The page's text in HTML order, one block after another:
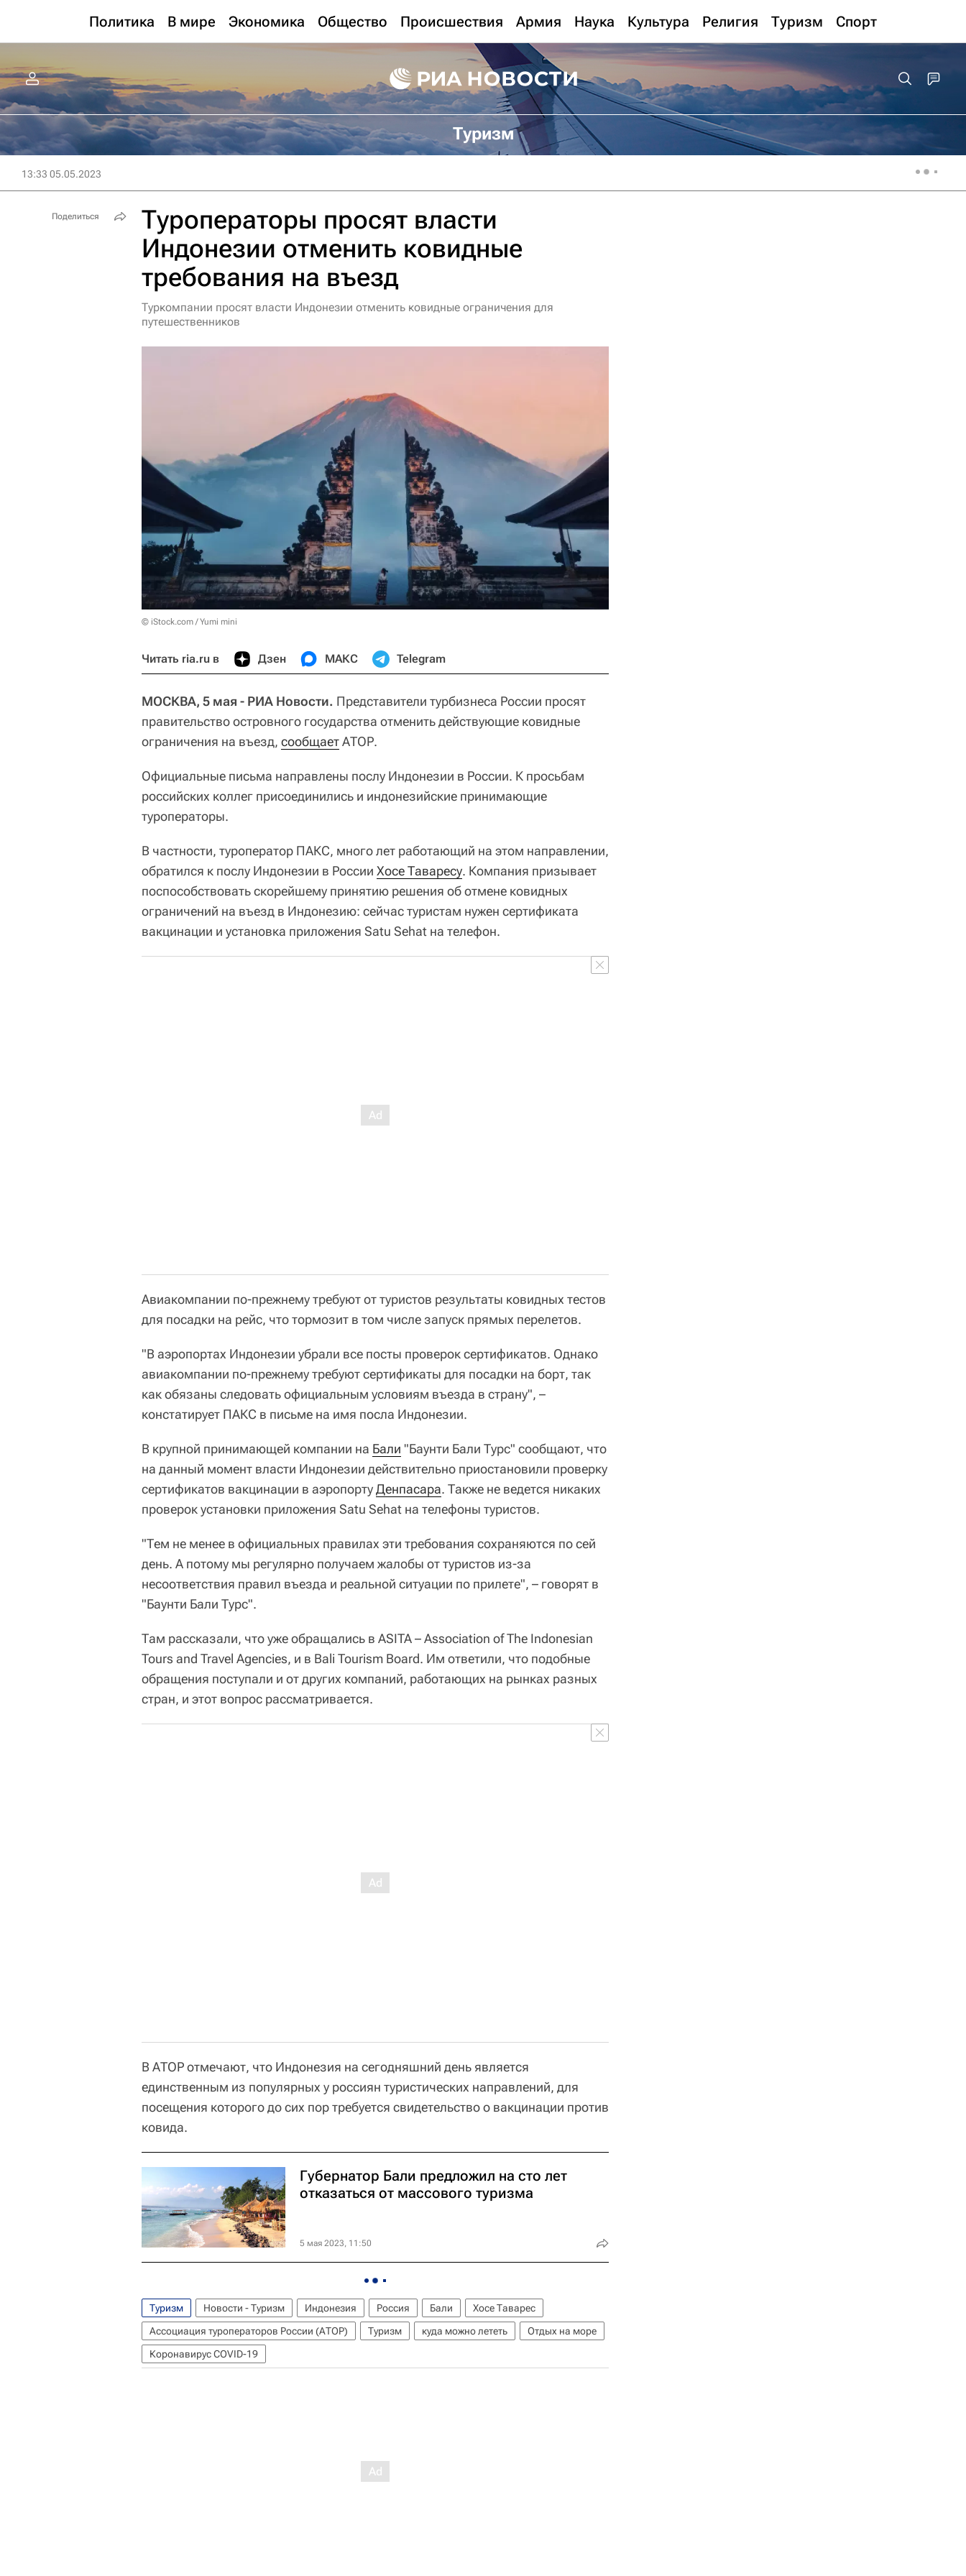
Политика В мире Экономика Общество Происшествия Армия Наука Культура Религия Туризм Спорт
Туризм
13:33 05.05.2023
Туроператоры просят власти
Индонезии отменить ковидные
требования на въезд
Туркомпании просят власти Индонезии отменить ковидные ограничения для
путешественников
© iStock.com / Yumi mini
Читать ria.ru в Дзен МАКС Telegram
МОСКВА, 5 мая - РИА Новости. Представители турбизнеса России просят
правительство островного государства отменить действующие ковидные
ограничения на въезд, сообщаетАТОР.
Официальные письма направлены послу Индонезии в России. К просьбам
российских коллег присоединились и индонезийские принимающие
туроператоры.
В частности, туроператор ПАКС, много лет работающий на этом направлении,
обратился к послу Индонезии в России Хосе Таваресу. Компания призывает
поспособствовать скорейшему принятию решения об отмене ковидных
ограничений на въезд в Индонезию: сейчас туристам нужен сертификата
вакцинации и установка приложения Satu Sehat на телефон.
Авиакомпании по-прежнему требуют от туристов результаты ковидных тестов
для посадки на рейс, что тормозит в том числе запуск прямых перелетов.
"В аэропортах Индонезии убрали все посты проверок сертификатов. Однако
авиакомпании по-прежнему требуют сертификаты для посадки на борт, так
как обязаны следовать официальным условиям въезда в страну", –
констатирует ПАКС в письме на имя посла Индонезии.
В крупной принимающей компании на Бали "Баунти Бали Турс" сообщают, что
на данный момент власти Индонезии действительно приостановили проверку
сертификатов вакцинации в аэропортуДенпасара. Также не ведется никаких
проверок установки приложения Satu Sehat на телефоны туристов.
"Тем не менее в официальных правилах эти требования сохраняются по сей
день. А потому мы регулярно получаем жалобы от туристов из-за
несоответствия правил въезда и реальной ситуации по прилете", – говорят в
"Баунти Бали Турс".
Там рассказали, что уже обращались в ASITA – Association of The Indonesian
Tours and Travel Agencies, и в Bali Tourism Board. Им ответили, что подобные
обращения поступали и от других компаний, работающих на рынках разных
стран, и этот вопрос рассматривается.
В АТОР отмечают, что Индонезия на сегодняшний день является
единственным из популярных у россиян туристических направлений, для
посещения которого до сих пор требуется свидетельство о вакцинации против
ковида.
Губернатор Бали предложил на сто лет
отказаться от массового туризма
5 мая 2023, 11:50
Туризм Новости - Туризм Индонезия Россия Бали
Хосе Таварес
Ассоциация туроператоров России (АТОР)
Туризм куда можно лететь
Отдых на море
Коронавирус COVID-19
Поделиться